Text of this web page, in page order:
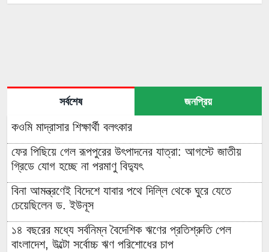
সর্বশেষ জনপ্রিয়
কওমি মাদ্রাসার শিক্ষার্থী বলৎকার
ফের পিছিয়ে গেল রূপপুরের উৎপাদনের যাত্রা: আগস্টে জাতীয়
গ্রিডে যোগ হচ্ছে না পরমাণু বিদ্যুৎ
বিনা আমন্ত্রণেই বিদেশে যাবার পথে দিল্লি থেকে ঘুরে যেতে
চেয়েছিলেন ড. ইউনূস
১৪ বছরের মধ্যে সর্বনিম্ন বৈদেশিক ঋণের প্রতিশ্রুতি পেল
বাংলাদেশ, উল্টো সর্বোচ্চ ঋণ পরিশোধের চাপ